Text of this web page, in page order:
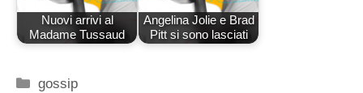
Nuovi arrivi al
Madame Tussaud
Angelina Jolie e Brad
Pitt si sono lasciati
Categorie
gossip